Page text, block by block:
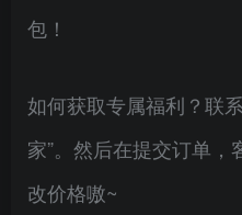
包！
如何获取专属福利？联
家”。然后在提交订单
改价格嗷~